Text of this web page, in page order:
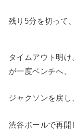
残り5分を切って
タイムアウト明
が一度ベンチへ。
ジャクソンを戻し
渋谷ボールで再